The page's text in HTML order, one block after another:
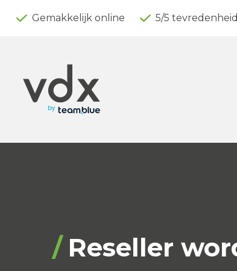
Gemakkelijk online 5/5 tevredenheid
Reseller